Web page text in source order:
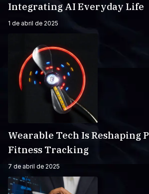
Integrating AI Everyday Life
1 de abril de 2025
Wearable Tech Is Reshaping
Fitness Tracking
7 de abril de 2025